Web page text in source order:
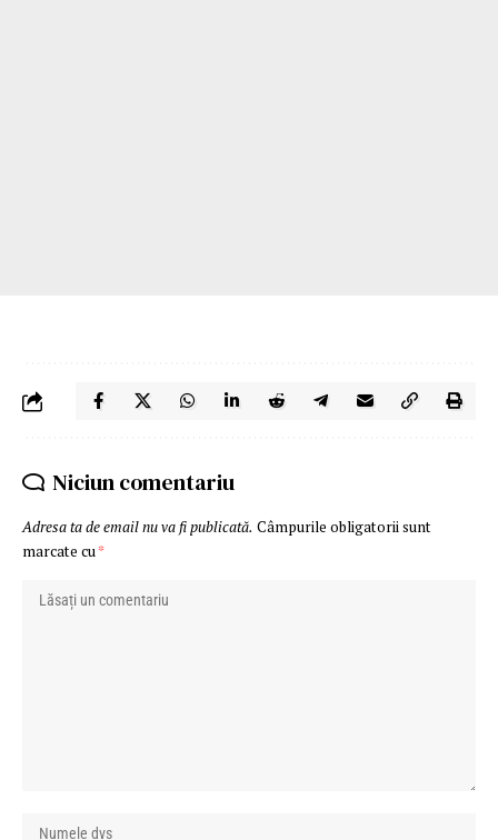
Niciun comentariu
Adresa ta de email nu va fi publicată. Câmpurile obligatorii sunt
marcate cu*